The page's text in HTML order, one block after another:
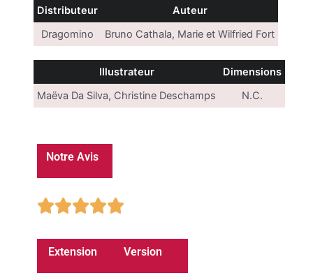
Distributeur
Auteur
Dragomino
Bruno Cathala, Marie et Wilfried Fort
Illustrateur
Dimensions
Maëva Da Silva, Christine Deschamps
N.C.
Notre Avis

Extension Version